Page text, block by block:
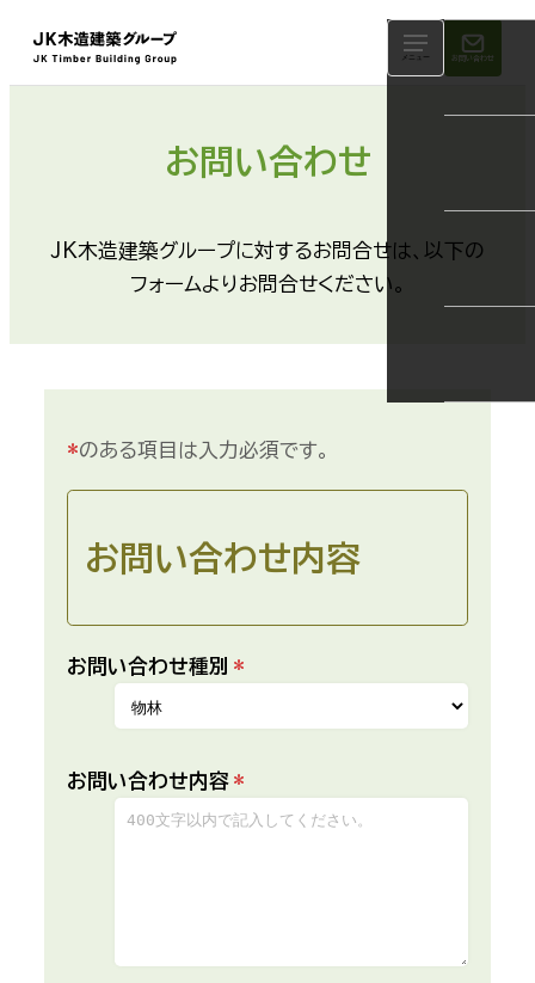
メニュー お問い合わせ
お問い合わせ
JK木造建築グループに対するお問合せは、以下の
フォームよりお問合せください。
*のある項目は入力必須です。
お問い合わせ内容
お問い合わせ種別 *
お問い合わせ内容 *